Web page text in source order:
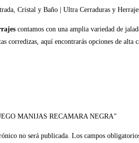
Cristal y Baño | Ultra Cerraduras y
contamos con una amplia variedad de
corredizas, aquí encontrarás opciones de
MANIJAS RECAMARA NEGRA”
no será publicada. Los campos